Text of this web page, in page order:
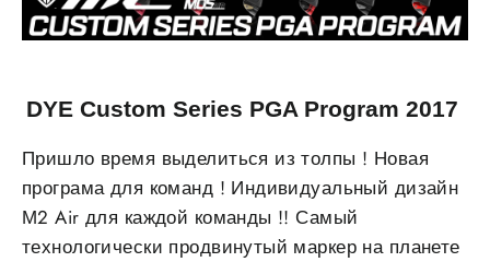
DYE Custom Series PGA Program 2017
Пришло время выделиться из толпы ! Новая
програма для команд ! Индивидуальный дизайн
М2 Air для каждой команды !! Самый
технологически продвинутый маркер на планете